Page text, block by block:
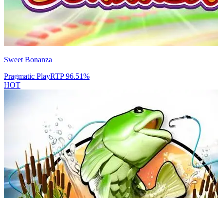
Sweet Bonanza
Pragmatic PlayRTP96.51%
HOT